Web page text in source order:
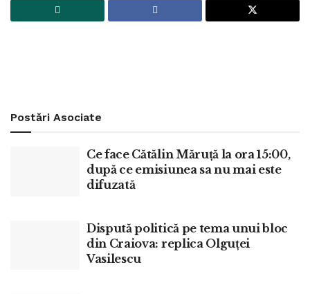
Postări Asociate
Ce face Cătălin Măruță la ora 15:00,
după ce emisiunea sa nu mai este
difuzată
Dispută politică pe tema unui bloc
din Craiova: replica Olguței
Vasilescu